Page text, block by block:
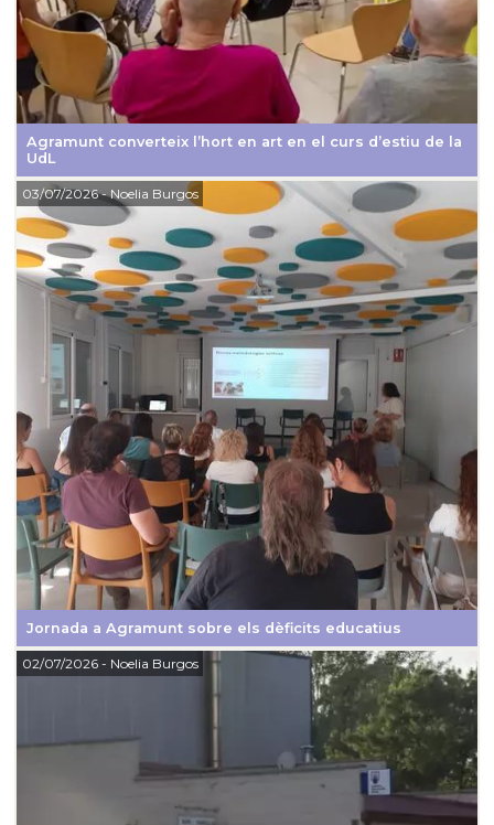
Agramunt converteix l’hort en art en el curs d’estiu de la
UdL
Jornada a Agramunt sobre els dèficits educatius
03/07/2026- Noelia Burgos
02/07/2026- Noelia Burgos